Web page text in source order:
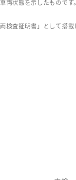
状態を示したもので
査証明書」として搭載